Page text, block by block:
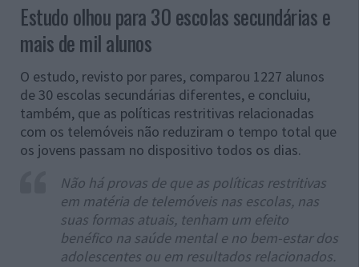
Estudo olhou para 30 escolas secundárias e
mais de mil alunos
O estudo, revisto por pares, comparou 1227 alunos
de 30 escolas secundárias diferentes, e concluiu,
também, que as políticas restritivas relacionadas
com os telemóveis não reduziram o tempo total que
os jovens passam no dispositivo todos os dias.
Não há provas de que as políticas restritivas
em matéria de telemóveis nas escolas, nas
suas formas atuais, tenham um efeito
benéfico na saúde mental e no bem-estar dos
adolescentes ou em resultados relacionados.